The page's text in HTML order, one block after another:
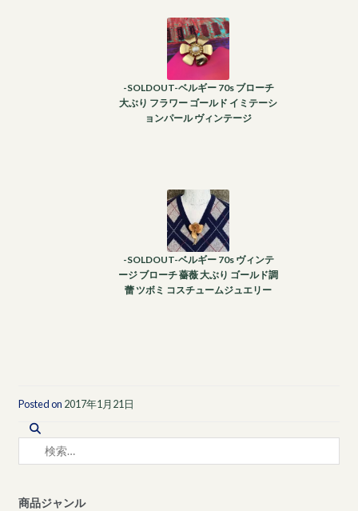
-SOLDOUT-ベルギー 70s ブローチ
大ぶり フラワー ゴールド イミテーシ
ョンパール ヴィンテージ
-SOLDOUT-ベルギー 70s ヴィンテ
ージ ブローチ 薔薇 大ぶり ゴールド調
蕾 ツボミ コスチュームジュエリー
Posted on 2017年1月21日
索:
商品ジャンル